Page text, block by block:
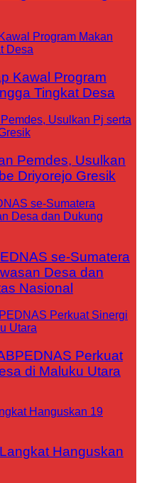
Kawal Program
Tingkat Desa
Pemdes, Usulkan
Driyorejo Gresik
se-Sumatera
Desa dan
Nasional
Perkuat
di Maluku Utara
Hanguskan